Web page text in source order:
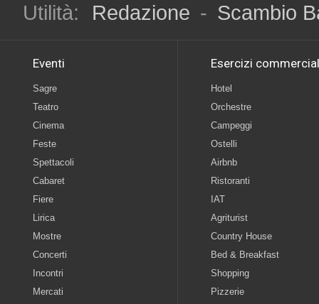
Utilità:
Redazione - Scambio
Eventi
Sagre
Teatro
Cinema
Feste
Spettacoli
Cabaret
Fiere
Lirica
Mostre
Concerti
Incontri
Mercati
Esercizi
Hotel
Orchestre
Campeggi
Ostelli
Airbnb
Ristoranti
IAT
Agriturist
Country House
Bed & Breakfast
Shopping
Pizzerie